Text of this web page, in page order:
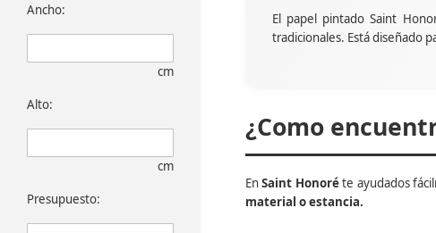
El papel pintado Saint
tradicionales. Está diseñado
¿Como
EnSaint Honoréte ayudados
material o estancia.
Ancho:
cm
Alto:
cm
Presupuesto: